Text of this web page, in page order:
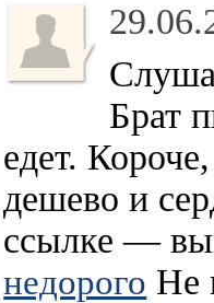
Брат
едет.
дешево и
ссылке —
недорого Не